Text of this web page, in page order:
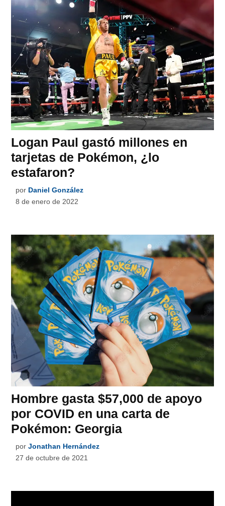
Logan Paul gastó millones en
tarjetas de Pokémon, ¿lo
estafaron?
por Daniel González
8 de enero de 2022
Hombre gasta $57,000 de apoyo
por COVID en una carta de
Pokémon: Georgia
por Jonathan Hernández
27 de octubre de 2021